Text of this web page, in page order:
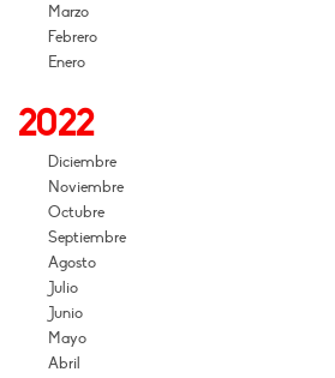
Marzo
Febrero
Enero
2022
Diciembre
Noviembre
Octubre
Septiembre
Agosto
Julio
Junio
Mayo
Abril